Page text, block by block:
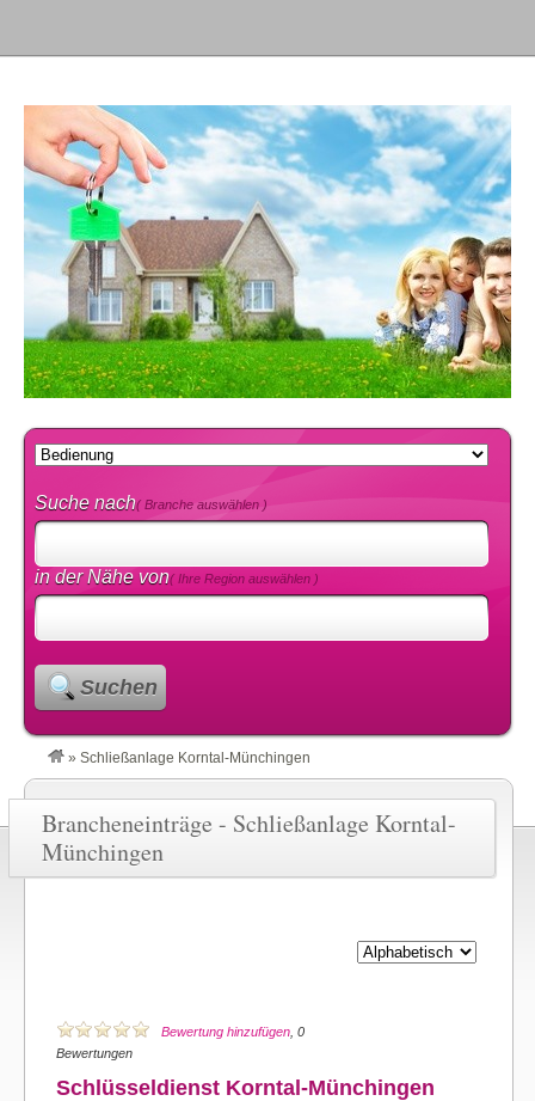
Suche nach( Branche auswählen )
in der Nähe von( Ihre Region auswählen )
Suchen
» Schließanlage Korntal-Münchingen
Brancheneinträge - Schließanlage Korntal-
Münchingen
Bewertung hinzufügen , 0
Bewertungen
Schlüsseldienst Korntal-Münchingen